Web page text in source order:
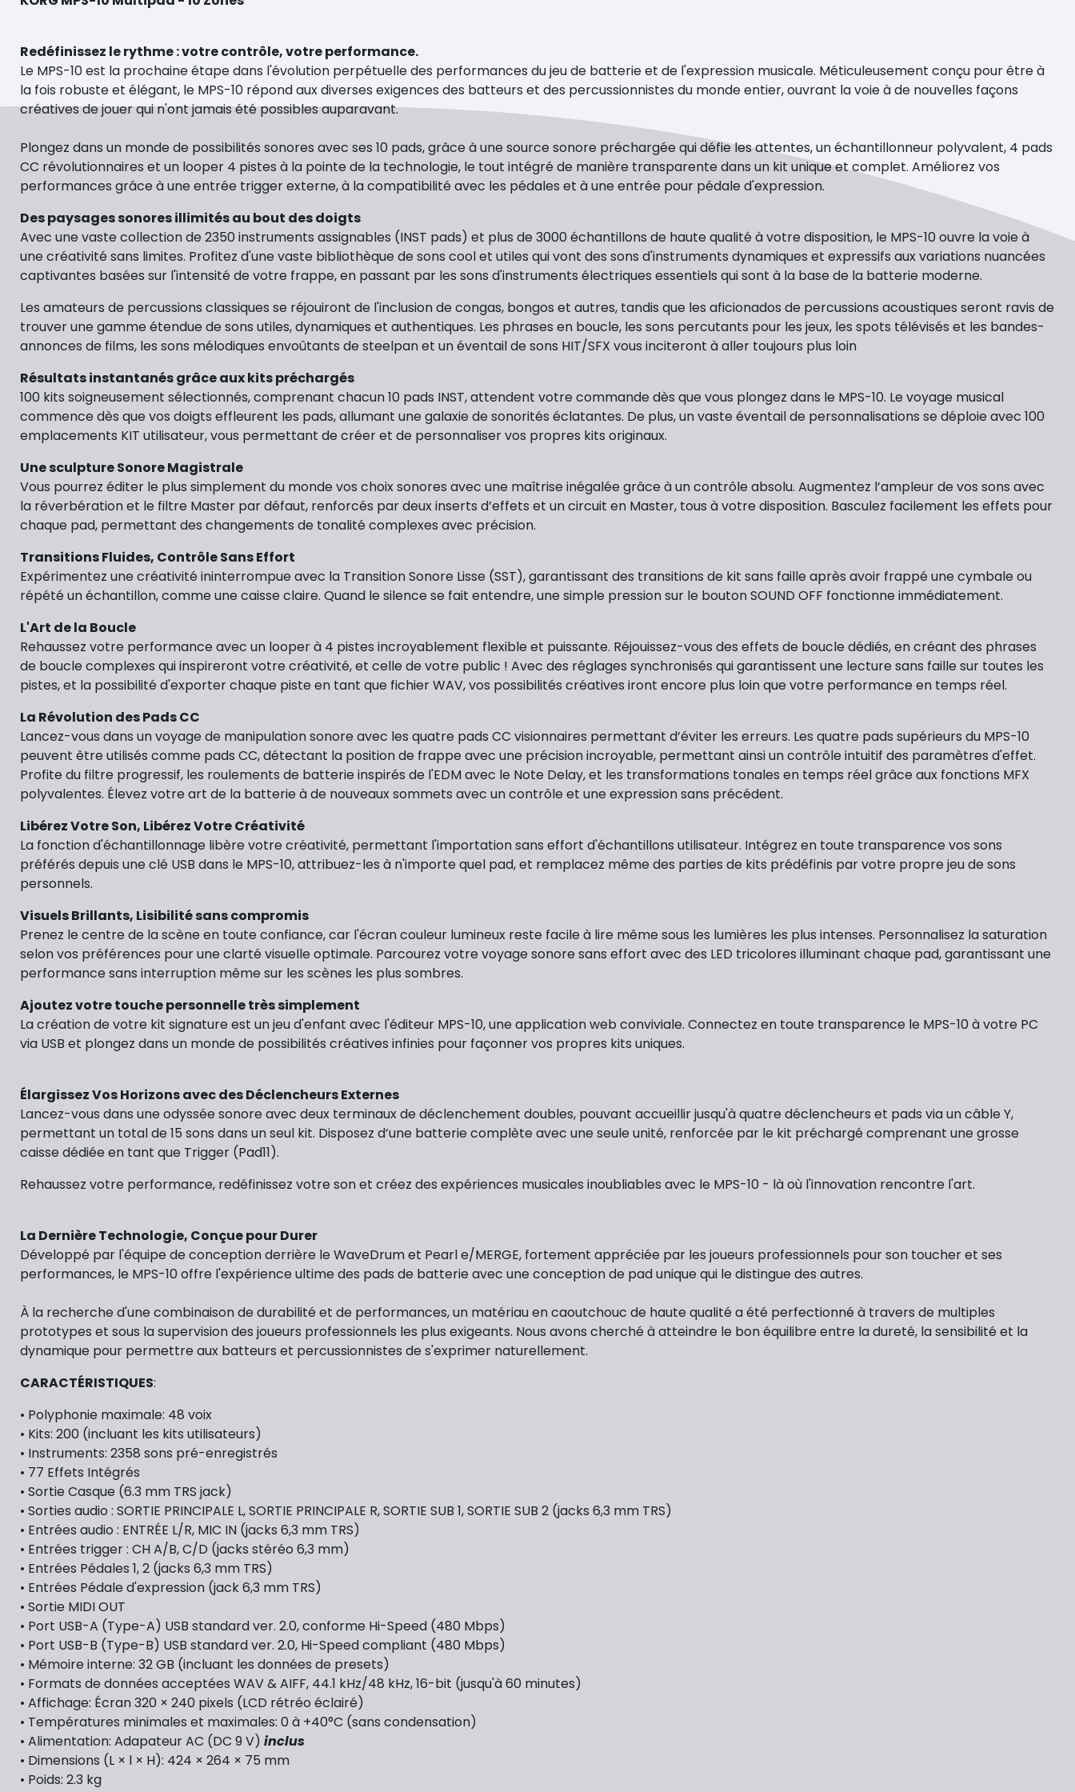
Redéfinissez le rythme : votre contrôle, votre performance.
Le MPS-10 est la prochaine étape dans l'évolution perpétuelle des performances du jeu de batterie et de l'expression musicale. Méticuleusement conçu pour être à
la fois robuste et élégant, le MPS-10 répond aux diverses exigences des batteurs et des percussionnistes du monde entier, ouvrant la voie à de nouvelles façons
créatives de jouer qui n'ont jamais été possibles auparavant.
Plongez dans un monde de possibilités sonores avec ses 10 pads, grâce à une source sonore préchargée qui défie les attentes, un échantillonneur polyvalent, 4 pads
CC révolutionnaires et un looper 4 pistes à la pointe de la technologie, le tout intégré de manière transparente dans un kit unique et complet. Améliorez vos
performances grâce à une entrée trigger externe, à la compatibilité avec les pédales et à une entrée pour pédale d'expression.
Des paysages sonores illimités au bout des doigts
Avec une vaste collection de 2350 instruments assignables (INST pads) et plus de 3000 échantillons de haute qualité à votre disposition, le MPS-10 ouvre la voie à
une créativité sans limites. Profitez d'une vaste bibliothèque de sons cool et utiles qui vont des sons d'instruments dynamiques et expressifs aux variations nuancées
captivantes basées sur l'intensité de votre frappe, en passant par les sons d'instruments électriques essentiels qui sont à la base de la batterie moderne.
Les amateurs de percussions classiques se réjouiront de l'inclusion de congas, bongos et autres, tandis que les aficionados de percussions acoustiques seront ravis de
trouver une gamme étendue de sons utiles, dynamiques et authentiques. Les phrases en boucle, les sons percutants pour les jeux, les spots télévisés et les bandes-
annonces de films, les sons mélodiques envoûtants de steelpan et un éventail de sons HIT/SFX vous inciteront à aller toujours plus loin
Résultats instantanés grâce aux kits préchargés
100 kits soigneusement sélectionnés, comprenant chacun 10 pads INST, attendent votre commande dès que vous plongez dans le MPS-10. Le voyage musical
commence dès que vos doigts effleurent les pads, allumant une galaxie de sonorités éclatantes. De plus, un vaste éventail de personnalisations se déploie avec 100
emplacements KIT utilisateur, vous permettant de créer et de personnaliser vos propres kits originaux.
Une sculpture Sonore Magistrale
Vous pourrez éditer le plus simplement du monde vos choix sonores avec une maîtrise inégalée grâce à un contrôle absolu. Augmentez l’ampleur de vos sons avec
la réverbération et le filtre Master par défaut, renforcés par deux inserts d’effets et un circuit en Master, tous à votre disposition. Basculez facilement les effets pour
chaque pad, permettant des changements de tonalité complexes avec précision.
Transitions Fluides, Contrôle Sans Effort
Expérimentez une créativité ininterrompue avec la Transition Sonore Lisse (SST), garantissant des transitions de kit sans faille après avoir frappé une cymbale ou
répété un échantillon, comme une caisse claire. Quand le silence se fait entendre, une simple pression sur le bouton SOUND OFF fonctionne immédiatement.
L'Art de la Boucle
Rehaussez votre performance avec un looper à 4 pistes incroyablement flexible et puissante. Réjouissez-vous des effets de boucle dédiés, en créant des phrases
de boucle complexes qui inspireront votre créativité, et celle de votre public ! Avec des réglages synchronisés qui garantissent une lecture sans faille sur toutes les
pistes, et la possibilité d'exporter chaque piste en tant que fichier WAV, vos possibilités créatives iront encore plus loin que votre performance en temps réel.
La Révolution des Pads CC
Lancez-vous dans un voyage de manipulation sonore avec les quatre pads CC visionnaires permettant d’éviter les erreurs. Les quatre pads supérieurs du MPS-10
peuvent être utilisés comme pads CC, détectant la position de frappe avec une précision incroyable, permettant ainsi un contrôle intuitif des paramètres d'effet.
Profite du filtre progressif, les roulements de batterie inspirés de l'EDM avec le Note Delay, et les transformations tonales en temps réel grâce aux fonctions MFX
polyvalentes. Élevez votre art de la batterie à de nouveaux sommets avec un contrôle et une expression sans précédent.
Libérez Votre Son, Libérez Votre Créativité
La fonction d'échantillonnage libère votre créativité, permettant l'importation sans effort d'échantillons utilisateur. Intégrez en toute transparence vos sons
préférés depuis une clé USB dans le MPS-10, attribuez-les à n'importe quel pad, et remplacez même des parties de kits prédéfinis par votre propre jeu de sons
personnels.
Visuels Brillants, Lisibilité sans compromis
Prenez le centre de la scène en toute confiance, car l'écran couleur lumineux reste facile à lire même sous les lumières les plus intenses. Personnalisez la saturation
selon vos préférences pour une clarté visuelle optimale. Parcourez votre voyage sonore sans effort avec des LED tricolores illuminant chaque pad, garantissant une
performance sans interruption même sur les scènes les plus sombres.
Ajoutez votre touche personnelle très simplement
La création de votre kit signature est un jeu d'enfant avec l'éditeur MPS-10, une application web conviviale. Connectez en toute transparence le MPS-10 à votre PC
via USB et plongez dans un monde de possibilités créatives infinies pour façonner vos propres kits uniques.
Élargissez Vos Horizons avec des Déclencheurs Externes
Lancez-vous dans une odyssée sonore avec deux terminaux de déclenchement doubles, pouvant accueillir jusqu'à quatre déclencheurs et pads via un câble Y,
permettant un total de 15 sons dans un seul kit. Disposez d’une batterie complète avec une seule unité, renforcée par le kit préchargé comprenant une grosse
caisse dédiée en tant que Trigger (Pad11).
Rehaussez votre performance, redéfinissez votre son et créez des expériences musicales inoubliables avec le MPS-10 - là où l'innovation rencontre l'art.
La Dernière Technologie, Conçue pour Durer
Développé par l'équipe de conception derrière le WaveDrum et Pearl e/MERGE, fortement appréciée par les joueurs professionnels pour son toucher et ses
performances, le MPS-10 offre l'expérience ultime des pads de batterie avec une conception de pad unique qui le distingue des autres.
À la recherche d'une combinaison de durabilité et de performances, un matériau en caoutchouc de haute qualité a été perfectionné à travers de multiples
prototypes et sous la supervision des joueurs professionnels les plus exigeants. Nous avons cherché à atteindre le bon équilibre entre la dureté, la sensibilité et la
dynamique pour permettre aux batteurs et percussionnistes de s'exprimer naturellement.
CARACTÉRISTIQUES:
• Polyphonie maximale: 48 voix
• Kits: 200 (incluant les kits utilisateurs)
• Instruments: 2358 sons pré-enregistrés
• 77 Effets Intégrés
• Sortie Casque (6.3 mm TRS jack)
• Sorties audio : SORTIE PRINCIPALE L, SORTIE PRINCIPALE R, SORTIE SUB 1, SORTIE SUB 2 (jacks 6,3 mm TRS)
• Entrées audio : ENTRÉE L/R, MIC IN (jacks 6,3 mm TRS)
• Entrées trigger : CH A/B, C/D (jacks stéréo 6,3 mm)
• Entrées Pédales 1, 2 (jacks 6,3 mm TRS)
• Entrées Pédale d'expression (jack 6,3 mm TRS)
• Sortie MIDI OUT
• Port USB-A (Type-A) USB standard ver. 2.0, conforme Hi-Speed (480 Mbps)
• Port USB-B (Type-B) USB standard ver. 2.0, Hi-Speed compliant (480 Mbps)
• Mémoire interne: 32 GB (incluant les données de presets)
• Formats de données acceptées WAV & AIFF, 44.1 kHz/48 kHz, 16-bit (jusqu'à 60 minutes)
• Affichage: Écran 320 × 240 pixels (LCD rétréo éclairé)
• Températures minimales et maximales: 0 à +40°C (sans condensation)
• Alimentation: Adapateur AC (DC 9 V) inclus
• Dimensions (L × l × H): 424 × 264 × 75 mm
• Poids: 2.3 kg